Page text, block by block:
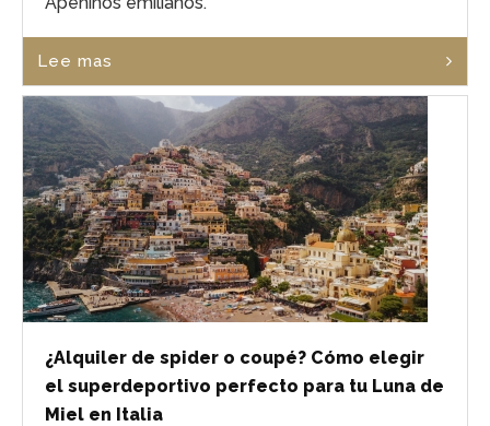
Lee mas
¿Alquiler de spider o coupé? Cómo elegir
el superdeportivo perfecto para tu Luna de
Miel en Italia